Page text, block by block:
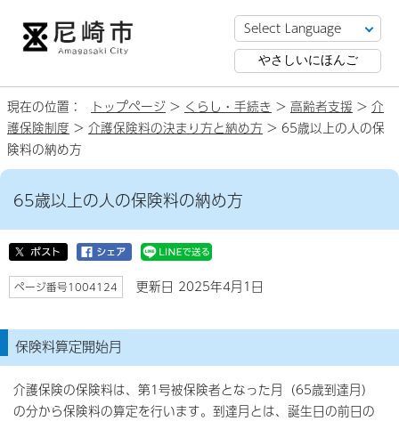
やさしいにほんご
現在の位置： トップページ > くらし・手続き > 高齢者支援 > 介
護保険制度 > 介護保険料の決まり方と納め方 > 65歳以上の人の保
険料の納め方
65歳以上の人の保険料の納め方
ページ番号1004124 更新日 2025年4月1日
保険料算定開始月
介護保険の保険料は、第1号被保険者となった月（65歳到達月）
の分から保険料の算定を行います。到達月とは、誕生日の前日の